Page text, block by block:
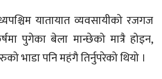
यातायात व्यवसायीको रजगज
पुगेका बेला मान्छेको मात्रै होइन,
भाडा पनि महंगै तिर्नुपरेको थियो ।